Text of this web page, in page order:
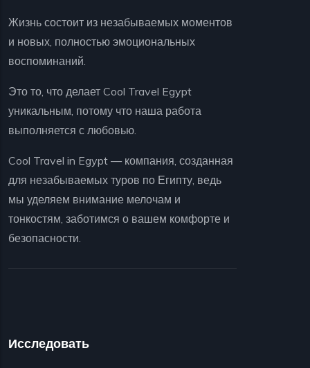
Жизнь состоит из незабываемых моментов
и новых, полностью эмоциональных
воспоминаний.
Это то, что делает Cool Travel Egypt
уникальным, потому что наша работа
выполняется с любовью.
Cool Travel in Egypt — компания, созданная
для незабываемых туров по Египту, ведь
мы уделяем внимание мелочам и
тонкостям, заботимся о вашем комфорте и
безопасности.
Исследовать